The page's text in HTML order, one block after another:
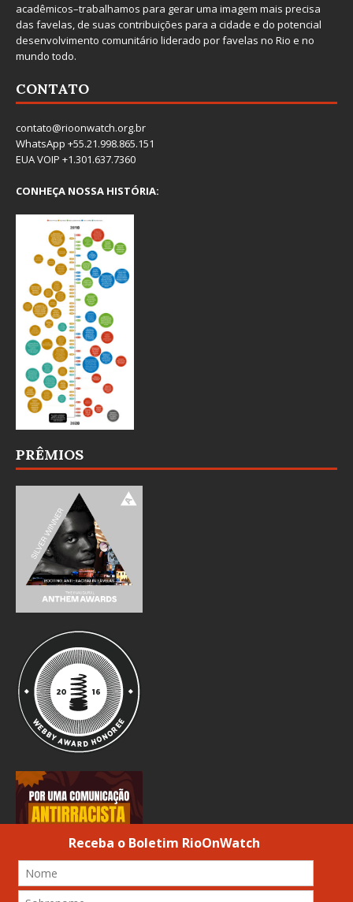
acadêmicos–trabalhamos para gerar uma imagem mais precisa
das favelas, de suas contribuições para a cidade e do potencial
desenvolvimento comunitário liderado por favelas no Rio e no
mundo todo.
CONTATO
contato@rioonwatch.org.br
WhatsApp +55.21.998.865.151
EUA VOIP +1.301.637.7360
CONHEÇA NOSSA HISTÓRIA:
PRÊMIOS